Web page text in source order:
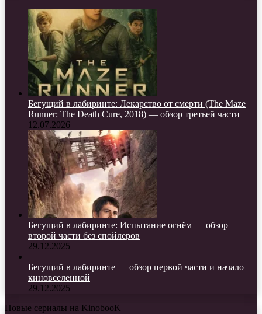
Бегущий в лабиринте: Лекарство от смерти (The Maze
Runner: The Death Cure, 2018) — обзор третьей части
12.07.2026
Бегущий в лабиринте: Испытание огнём — обзор
второй части без спойлеров
29.12.2025
Бегущий в лабиринте — обзор первой части и начало
киновселенной
29.12.2025
Новые сериалы на KinobooK